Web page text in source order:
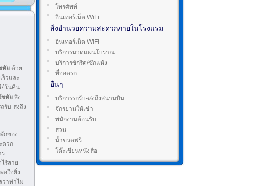
ทัย ด้วย
ร็วและ
ย์ในคืน
ขทัย สิ่ง
รับ-ส่งถึง
กของ
ดวก
ร้สาย
อใจยิ่ง
ว่าทำไม
โทรศัพท์
อินเทอร์เน็ต WiFi
สิ่งอำนวยความสะดวกภายในโรงแรม
อินเทอร์เน็ต WiFi
บริการนวดแผนโบราณ
บริการซักรีด/ซักแห้ง
ที่จอดรถ
อื่นๆ
บริการรถรับ-ส่งถึงสนามบิน
จักรยานให้เช่า
พนักงานต้อนรับ
สวน
น้ำขวดฟรี
โต๊ะเขียนหนังสือ